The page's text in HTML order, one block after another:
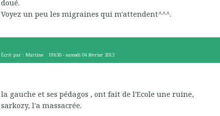
doué.
Voyez un peu les migraines qui m'attendent^^^.
Écrit par : Martine 19h50 -samedi 04 février 2012
la gauche et ses pédagos , ont fait de l'Ecole une ruine,
sarkozy, l'a massacrée.